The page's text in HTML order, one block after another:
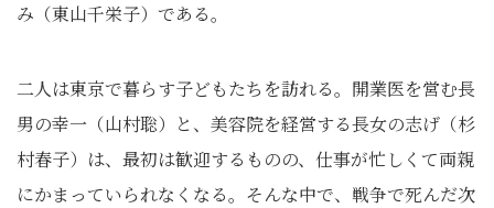
み（東山千栄子）である。
二人は東京で暮らす子どもたちを訪れる。開業医を営む長
男の幸一（山村聡）と、美容院を経営する長女の志げ（杉
村春子）は、最初は歓迎するものの、仕事が忙しくて両親
にかまっていられなくなる。そんな中で、戦争で死んだ次